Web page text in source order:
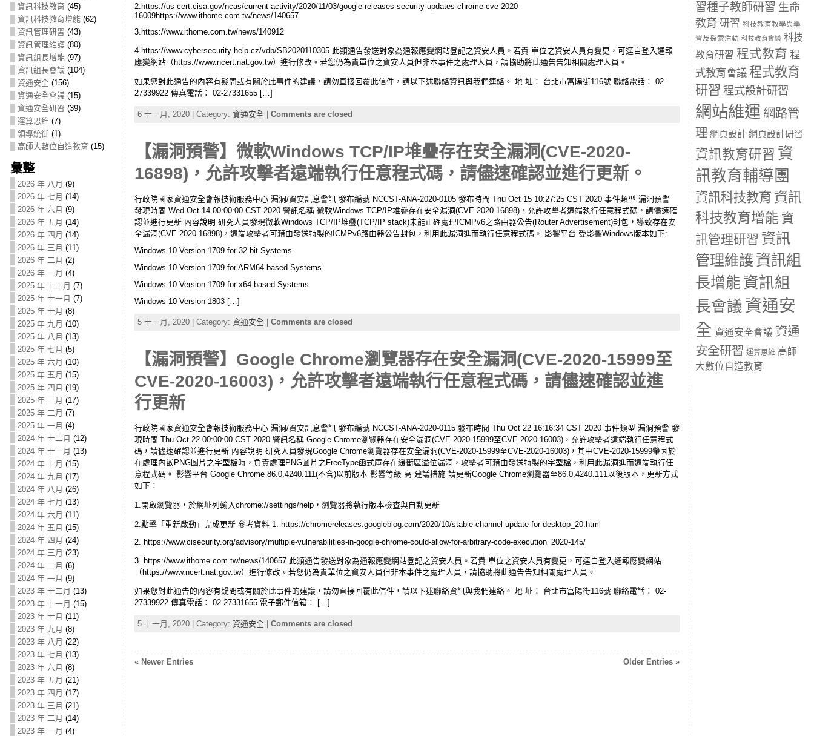
資訊科技教育 (45)
資訊科技教育增能(62)
資訊管理研習 (43)
資訊管理維護(80)
資訊組長增能(97)
資訊組長會議 (104)
資通安全 (156)
資通安全會議 (15)
資通安全研習 (39)
運算思維 (7)
領導統御 (1)
高師大數位自造教育 (15)
彙整
2026 年 八月 (9)
2026 年 七月 (14)
2026 年 六月 (9)
2026 年 五月 (14)
2026 年 四月 (14)
2026 年 三月 (11)
2026 年 二月 (2)
2026 年 一月 (4)
2025 年 十二月 (7)
2025 年 十一月 (7)
2025 年 十月 (8)
2025 年 九月 (10)
2025 年 八月 (13)
2025 年 七月 (5)
2025 年 六月 (10)
2025 年 五月 (15)
2025 年 四月 (19)
2025 年 三月 (17)
2025 年 二月 (7)
2025 年 一月 (4)
2024 年 十二月 (12)
2024 年 十一月 (13)
2024 年 十月 (15)
2024 年 九月 (17)
2024 年 八月 (26)
2024 年 七月 (13)
2024 年 六月 (11)
2024 年 五月 (15)
2024 年 四月 (24)
2024 年 三月 (23)
2024 年 二月 (6)
2024 年 一月 (9)
2023 年 十二月 (13)
2023 年 十一月 (15)
2023 年 十月 (11)
2023 年 九月 (8)
2023 年 八月 (22)
2023 年 七月 (13)
2023 年 六月 (8)
2023 年 五月 (21)
2023 年 四月 (17)
2023 年 三月 (21)
2023 年 二月 (14)
2023 年 一月 (4)
2.https://us-cert.cisa.gov/ncas/current-activity/2020/11/03/google-releases-security-updates-chrome-cve-2020-
16009https://www.ithome.com.tw/news/140657
3.https://www.ithome.com.tw/news/140912
4.https://www.cybersecurity-help.cz/vdb/SB2020110305 此類通告發送對象為通報應變網站登記之資安人員。若貴 單位之資安人員有變更，可逕自登入通報
應變網站（https://www.ncert.nat.gov.tw）進行修改。若您仍為貴單位之資安人員但非本事件之處理人員，請協助將此通告告知相關處理人員。
如果您對此通告的內容有疑問或有關於此事件的建議，請勿直接回覆此信件，請以下述聯絡資訊與我們連絡。 地 址： 台北市富陽街116號 聯絡電話： 02-
27339922 傳真電話： 02-27331655 […]
6 十一月, 2020 | Category: 資通安全 | Comments are closed
【漏洞預警】微軟Windows TCP/IP堆疊存在安全漏洞(CVE-2020-
16898)，允許攻擊者遠端執行任意程式碼，請儘速確認並進行更新。
行政院國家資通安全會報技術服務中心 漏洞/資安訊息警訊 發布編號 NCCST-ANA-2020-0105 發布時間 Thu Oct 15 10:27:25 CST 2020 事件類型 漏洞預警
發現時間 Wed Oct 14 00:00:00 CST 2020 警訊名稱 微軟Windows TCP/IP堆疊存在安全漏洞(CVE-2020-16898)，允許攻擊者遠端執行任意程式碼，請儘速確
認並進行更新 內容說明 研究人員發現微軟Windows TCP/IP堆疊(TCP/IP stack)未能正確處理ICMPv6之路由器公告(Router Advertisement)封包，導致存在安
全漏洞(CVE-2020-16898)，遠端攻擊者可藉由發送特製的ICMPv6路由器公告封包，利用此漏洞進而執行任意程式碼。 影響平台 受影響Windows版本如下:
Windows 10 Version 1709 for 32-bit Systems
Windows 10 Version 1709 for ARM64-based Systems
Windows 10 Version 1709 for x64-based Systems
Windows 10 Version 1803 […]
5 十一月, 2020 | Category: 資通安全 | Comments are closed
【漏洞預警】Google Chrome瀏覽器存在安全漏洞(CVE-2020-15999至
CVE-2020-16003)，允許攻擊者遠端執行任意程式碼，請儘速確認並進
行更新
行政院國家資通安全會報技術服務中心 漏洞/資安訊息警訊 發布編號 NCCST-ANA-2020-0115 發布時間 Thu Oct 22 16:16:34 CST 2020 事件類型 漏洞預警 發
現時間 Thu Oct 22 00:00:00 CST 2020 警訊名稱 Google Chrome瀏覽器存在安全漏洞(CVE-2020-15999至CVE-2020-16003)，允許攻擊者遠端執行任意程式
碼，請儘速確認並進行更新 內容說明 研究人員發現Google Chrome瀏覽器存在安全漏洞(CVE-2020-15999至CVE-2020-16003)，其中CVE-2020-15999肇因於
在處理內嵌PNG圖片之字型檔時，負責處理PNG圖片之FreeType函式庫存在緩衝區溢位漏洞，攻擊者可藉由發送特製的字型檔，利用此漏洞進而遠端執行任
意程式碼。 影響平台 Google Chrome 86.0.4240.111(不含)以前版本 影響等級 高 建議措施 請更新Google Chrome瀏覽器至86.0.4240.111以後版本，更新方式
如下：
1.開啟瀏覽器，於網址列輸入chrome://settings/help，瀏覽器將執行版本檢查與自動更新
2.點擊「重新啟動」完成更新 參考資料 1. https://chromereleases.googleblog.com/2020/10/stable-channel-update-for-desktop_20.html
2. https://www.cisecurity.org/advisory/multiple-vulnerabilities-in-google-chrome-could-allow-for-arbitrary-code-execution_2020-145/
3. https://www.ithome.com.tw/news/140657 此類通告發送對象為通報應變網站登記之資安人員。若貴 單位之資安人員有變更，可逕自登入通報應變網站
（https://www.ncert.nat.gov.tw）進行修改。若您仍為貴單位之資安人員但非本事件之處理人員，請協助將此通告告知相關處理人員。
如果您對此通告的內容有疑問或有關於此事件的建議，請勿直接回覆此信件，請以下述聯絡資訊與我們連絡。 地 址： 台北市富陽街116號 聯絡電話： 02-
27339922 傳真電話： 02-27331655 電子郵件信箱： […]
5 十一月, 2020 | Category: 資通安全 Comments are closed
« Newer Entries Older Entries »
習種子教師研習 生命
教育 研習 科技教育教學與學
習及探索活動 科技教育會議 科技
教育研習 程式教育 程
式教育會議 程式教育
研習 程式設計研習
網站維運 網路管
理 網頁設計 網頁設計研習
資訊教育研習 資
訊教育輔導團
資訊科技教育 資訊
科技教育增能 資
訊管理研習 資訊
管理維護 資訊組
長增能資訊組
長會議 資通安
全 資通安全會議 資通
安全研習 運算思維 高師
大數位自造教育